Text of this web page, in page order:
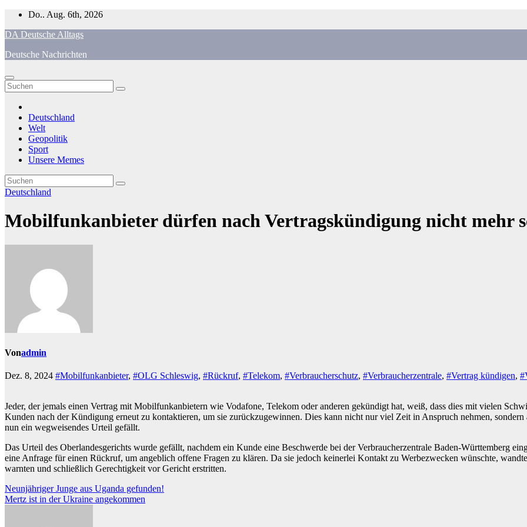
Zum
springen
Do.. Aug. 6th, 2026
DA Deutsche Alltags
Deutsche Nachrichten
Deutschland
Welt
Geopolitik
Sport
Unsere Memes
Deutschland
Mobilfunkanbieter dürfen nach Vertragskündigung nicht mehr
Vonadmin
Dez. 8, 2024 #Mobilfunkanbieter, #OLG Schleswig, #Rückruf, #Telekom, #Verbraucherschutz, #Verbraucherzentrale, #Vertrag kündigen,
Jeder, der jemals einen Vertrag mit Mobilfunkanbietern wie Vodafone, Telekom oder anderen gekündigt hat, weiß, dass dies mit vielen
Kunden nach der Kündigung erneut zu kontaktieren, um sie zurückzugewinnen. Dies kann nicht nur viel Zeit in Anspruch nehmen,
nun ein wegweisendes Urteil gefällt.
Das Urteil des Oberlandesgerichts wurde gefällt, nachdem ein Kunde eine Beschwerde bei der Verbraucherzentrale Baden-Württemberg
eine Anfrage für einen Rückruf, um angeblich offene Fragen zu klären. Da sie jedoch keinerlei Kontakt zu Werbezwecken wünschte,
warnten und schließlich Gerechtigkeit vor Gericht erstritten.
Beitragsnavigation
Neunjähriger Junge aus Uganda gefunden!
Mertz ist in der Ukraine angekommen